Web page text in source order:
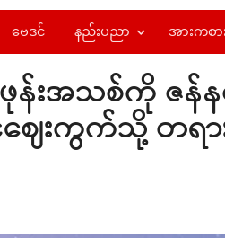
ဗေဒင် နည်းပညာ အားကစာ
ဖုန်းအသစ်ကို ဇန်
ဈေးကွက်သို့ တရ